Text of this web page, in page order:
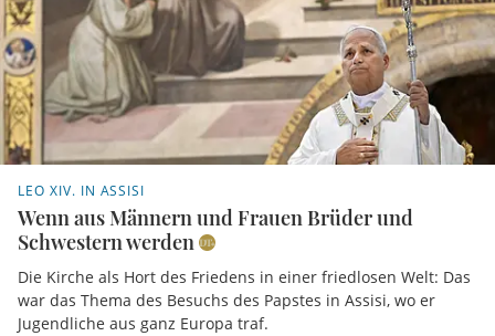
LEO XIV. IN ASSISI
Wenn aus Männern und Frauen Brüder und
Schwestern werden
Die Kirche als Hort des Friedens in einer friedlosen Welt: Das
war das Thema des Besuchs des Papstes in Assisi, wo er
Jugendliche aus ganz Europa traf.